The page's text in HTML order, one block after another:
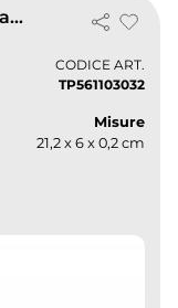
Segnalibro Circular Romance carta riciclabile 6 colori righello
CODICE ART.
TP561103032
Misure
21,2 x 6 x 0,2 cm